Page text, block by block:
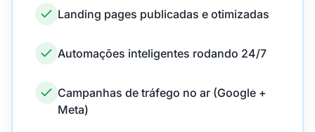
Landing pages publicadas e otimizadas
Automações inteligentes rodando 24/7
Campanhas de tráfego no ar (Google +
Meta)